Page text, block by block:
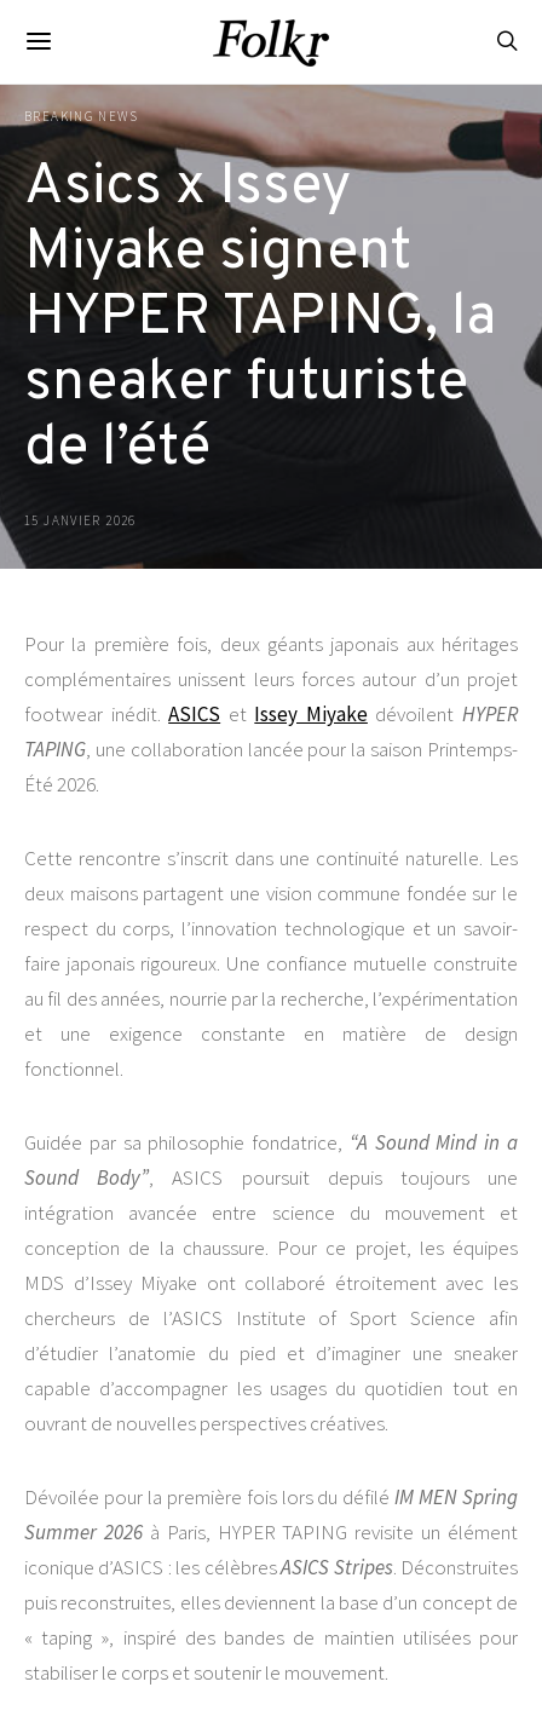
BREAKING NEWS
Asics x Issey
Miyake signent
HYPER TAPING, la
sneaker futuriste
de l’été
15 JANVIER 2026
Pour la première fois, deux géants japonais aux héritages
complémentaires unissent leurs forces autour d’un projet
footwear inédit.ASICS et Issey MiyakedévoilentHYPER
TAPING, une collaboration lancée pour la saison Printemps-
Été 2026.
Cette rencontre s’inscrit dans une continuité naturelle. Les
deux maisons partagent une vision commune fondée sur le
respect du corps, l’innovation technologique et un savoir-
faire japonais rigoureux. Une confiance mutuelle construite
au fil des années, nourrie par la recherche, l’expérimentation
et une exigence constante en matière de design
fonctionnel.
Guidée par sa philosophie fondatrice, “A Sound Mind in a
Sound Body”, ASICS poursuit depuis toujours une
intégration avancée entre science du mouvement et
conception de la chaussure. Pour ce projet, les équipes
MDS d’Issey Miyake ont collaboré étroitement avec les
chercheurs de l’ASICS Institute of Sport Science afin
d’étudier l’anatomie du pied et d’imaginer une sneaker
capable d’accompagner les usages du quotidien tout en
ouvrant de nouvelles perspectives créatives.
Dévoilée pour la première fois lors du défiléIM MEN Spring
Summer 2026à Paris, HYPER TAPING revisite un élément
iconique d’ASICS : les célèbresASICS Stripes. Déconstruites
puis reconstruites, elles deviennent la base d’un concept de
« taping », inspiré des bandes de maintien utilisées pour
stabiliser le corps et soutenir le mouvement.